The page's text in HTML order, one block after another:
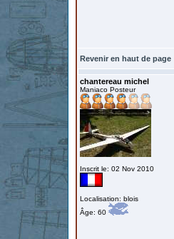
Revenir en haut de page
chantereau michel
Maniaco Posteur
Inscrit le: 02 Nov 2010
Localisation: blois
Âge: 60